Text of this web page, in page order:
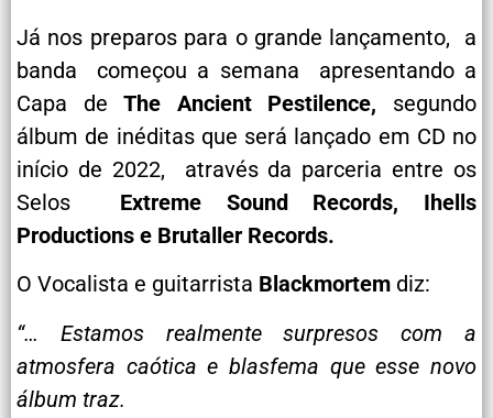
Já nos preparos para o grande lançamento, a
banda começou a semana apresentando a
Capa deThe Ancient Pestilence, segundo
álbum de inéditas que será lançado em CD no
início de 2022, através da parceria entre os
Selos Extreme Sound Records, Ihells
Productions e Brutaller Records.
O Vocalista e guitarrista Blackmortem diz:
“… Estamos realmente surpresos com a
atmosfera caótica e blasfema que esse novo
álbum traz.